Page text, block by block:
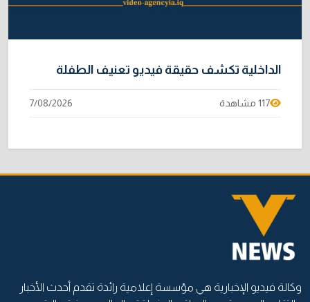
الداخلية تكشف حقيقة فيديو تعنيف الطفلة
117 مشاهدة 7/08/2026
وكالة فيديو الإخبارية هي مؤسسة إعلامية رائدة تقدم أحدث الأخبار